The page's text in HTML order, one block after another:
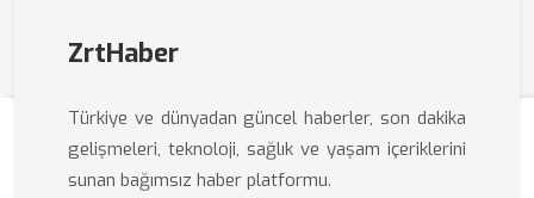
ZrtHaber
Türkiye ve dünyadan güncel haberler, son dakika
gelişmeleri, teknoloji, sağlık ve yaşam içeriklerini
sunan bağımsız haber platformu.